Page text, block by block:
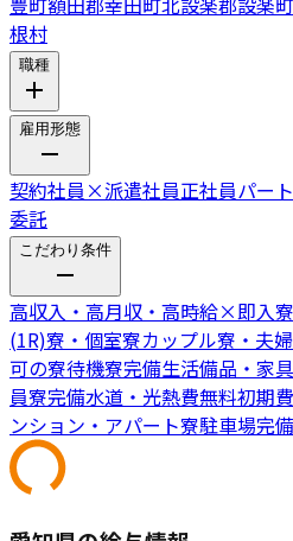
根村
職種
雇用形態
契約社員 ×派遣社員正社員パー
委託
こだわり条件
高収入・高月収・高時給×即入
(1R)寮・個室寮カップル寮・夫
可の寮待機寮完備生活備品・家
員寮完備水道・光熱費無料初期
ンション・アパート寮駐車場完備